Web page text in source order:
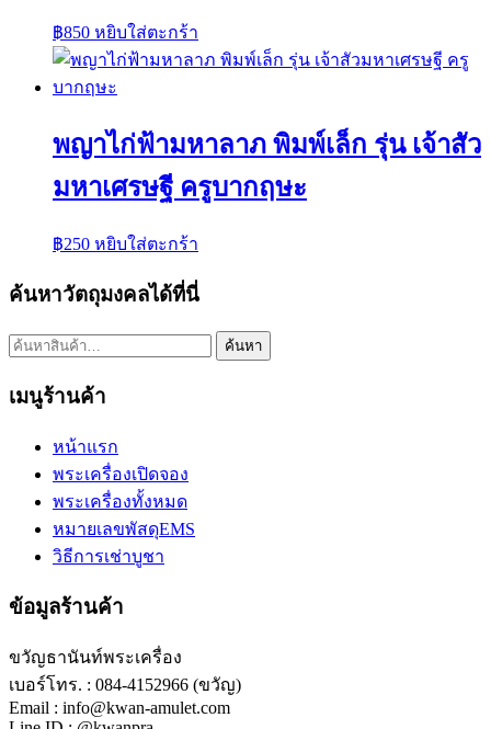
฿850 หยิบใส่ตะกร้า
พญาไก่ฟ้ามหาลาภ พิมพ์เล็ก รุ่น เจ้าสัว
มหาเศรษฐี ครูบากฤษะ
฿250 หยิบใส่ตะกร้า
ค้นหาวัตถุมงคลได้ที่นี่
ค้นหา: ค้นหา
เมนูร้านค้า
หน้าแรก
พระเครื่องเปิดจอง
พระเครื่องทั้งหมด
หมายเลขพัสดุEMS
วิธีการเช่าบูชา
ข้อมูลร้านค้า
ขวัญธานันท์พระเครื่อง
เบอร์โทร. : 084-4152966 (ขวัญ)
Email : info@kwan-amulet.com